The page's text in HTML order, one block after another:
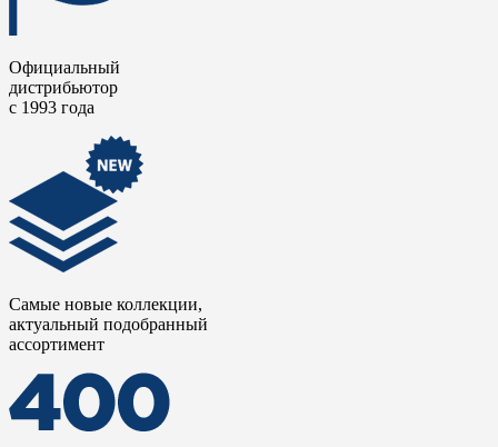
Официальный
дистрибьютор
с 1993 года
Самые новые коллекции,
актуальный подобранный
ассортимент